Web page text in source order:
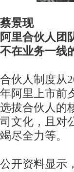
蔡景现
阿里合伙人团
不在业务一线
合伙人制度从
年阿里上市前
选拔合伙人的
司文化，且对
竭尽全力等。
公开资料显示